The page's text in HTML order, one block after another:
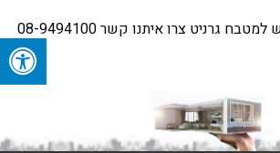
גרניט צרו איתנו קשר 08-9494100